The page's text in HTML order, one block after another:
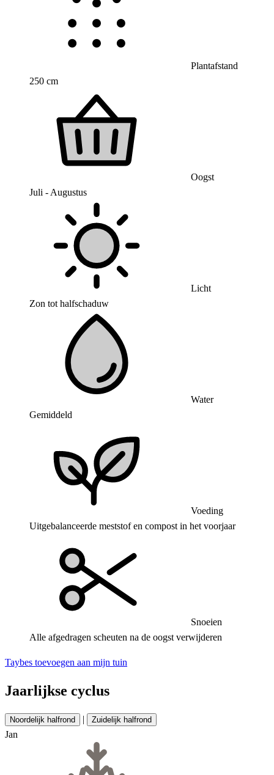
Plantafstand
250 cm
Oogst
Juli - Augustus
Licht
Zon tot halfschaduw
Water
Gemiddeld
Voeding
Uitgebalanceerde meststof en compost in het voorjaar
Snoeien
Alle afgedragen scheuten na de oogst verwijderen
Taybes toevoegen aan mijn tuin
Jaarlijkse cyclus
Noordelijk halfrond | Zuidelijk halfrond
Jan